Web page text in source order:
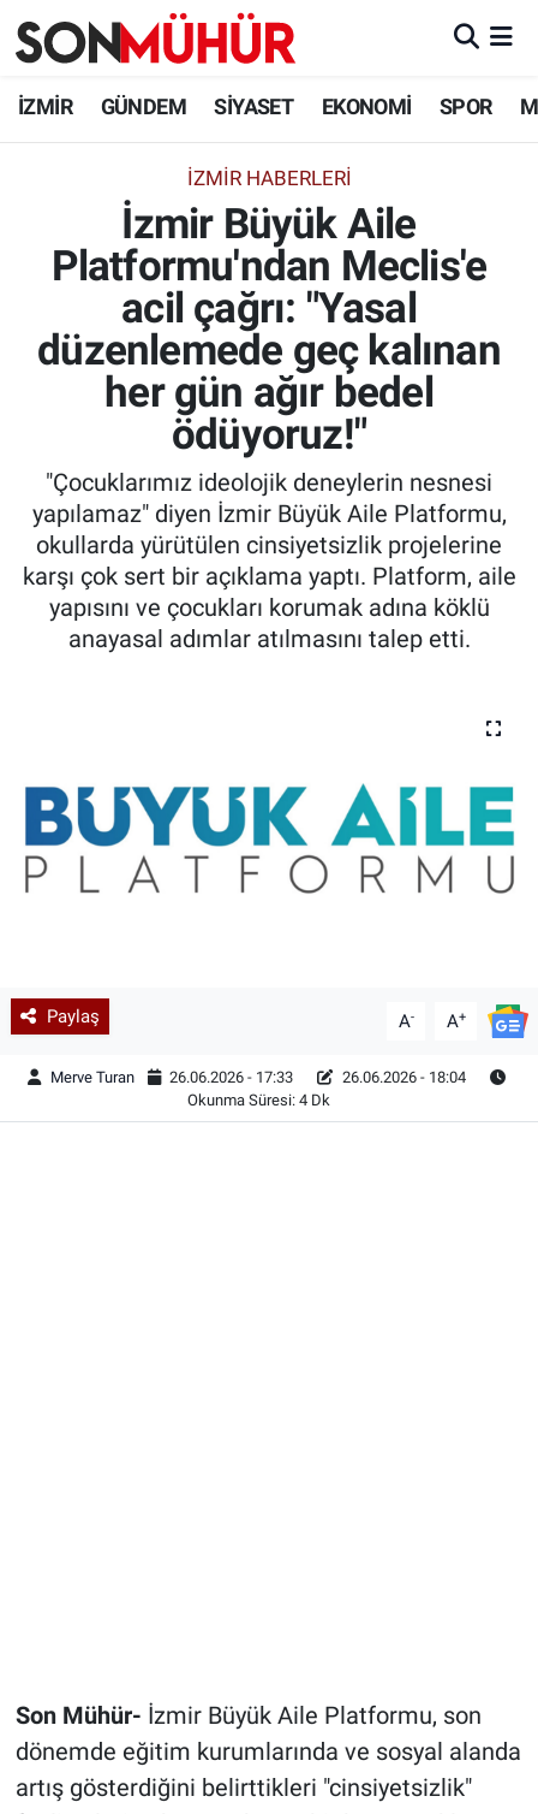
İZMİR GÜNDEM SİYASET EKONOMİ SPOR
İZMIR HABERLERI
İzmir Büyük Aile
Platformu'ndan Meclis'e
acil çağrı: "Yasal
düzenlemede geç kalınan
her gün ağır bedel
ödüyoruz!"
"Çocuklarımız ideolojik deneylerin nesnesi
yapılamaz" diyen İzmir Büyük Aile Platformu,
okullarda yürütülen cinsiyetsizlik projelerine
karşı çok sert bir açıklama yaptı. Platform, aile
yapısını ve çocukları korumak adına köklü
anayasal adımlar atılmasını talep etti.
Paylaş A- A+
Merve Turan 26.06.2026 - 17:33
26.06.2026 - 18:04
Okunma Süresi: 4 Dk
Son Mühür- İzmir Büyük Aile Platformu, son
dönemde eğitim kurumlarında ve sosyal alanda
artış gösterdiğini belirttikleri "cinsiyetsizlik"
İzmir Nöbetçi Eczaneler
İzmir Namaz Vakitleri
İzmir Trafik Yoğunluk Haritası
Süper Lig Puan Durumu ve Fikstür
Tüm Manşetler
Son Dakika Haberleri
Haber Arşivi